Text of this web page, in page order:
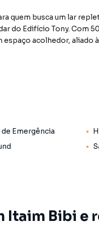
quem busca um lar
do Edifício Tony. Com
acolhedor, aliado
janelas do chão ao
ideal para receber
com segurança 24
Emergência
Itaim Bibi e